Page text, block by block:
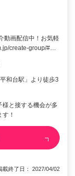
動画配信中！お気軽
create-group/#…
和台駅」より徒歩3
と接する機会が多
！
終了日： 2027/04/02